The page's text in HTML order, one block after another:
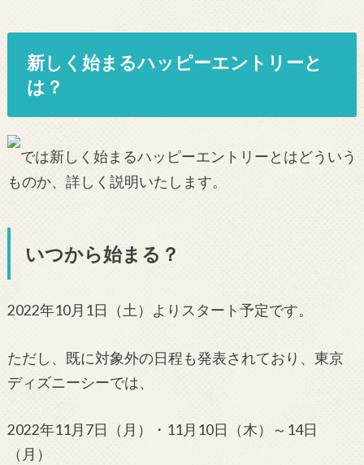
新しく始まるハッピーエントリーと
は？
では新しく始まるハッピーエントリーとはどういう
ものか、詳しく説明いたします。
いつから始まる？
2022年10月1日（土）よりスタート予定です。
ただし、既に対象外の日程も発表されており、東京
ディズニーシーでは、
2022年11月7日（月）・11月10日（木）～14日
（月）